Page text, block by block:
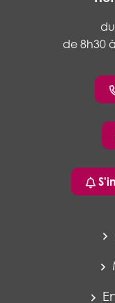
de 8h30